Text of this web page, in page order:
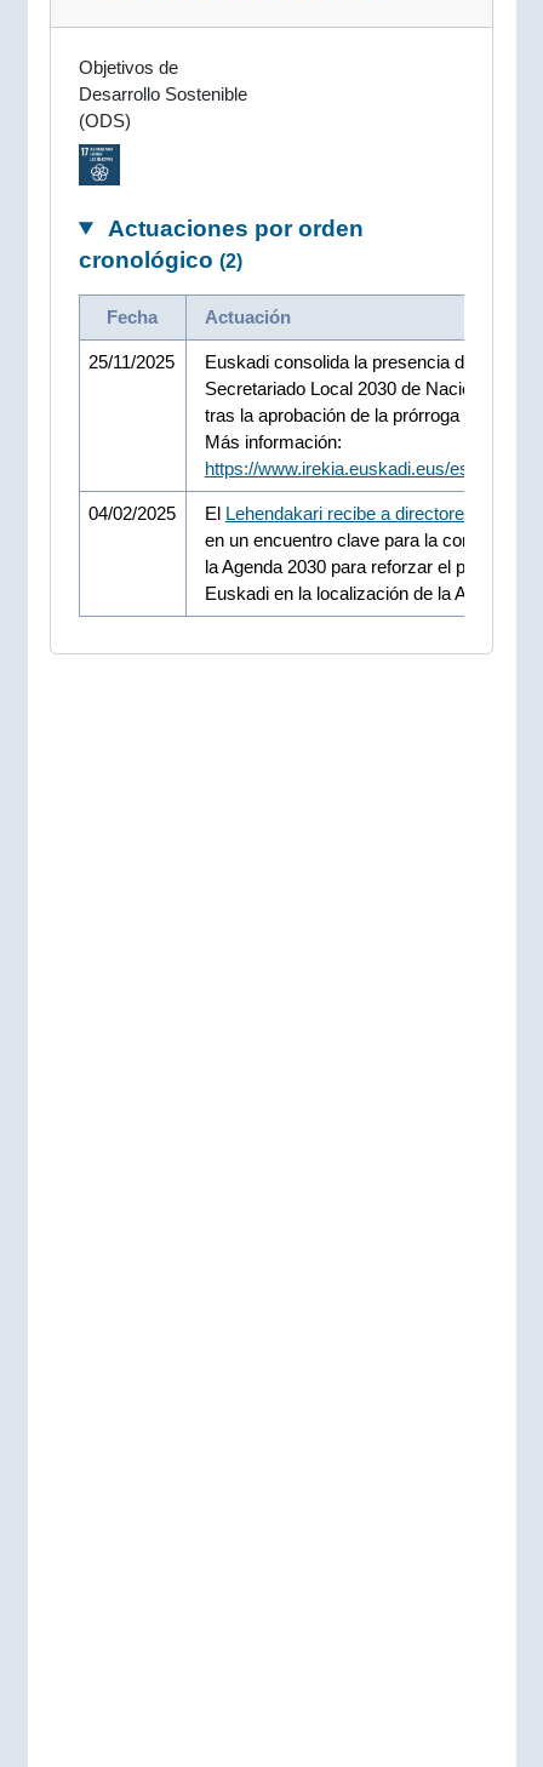
Objetivos de
Desarrollo Sostenible
(ODS)
Actuaciones por orden
cronológico (2)
Fecha Actuación
25/11/2025
Euskadi consolida la presencia del
Secretariado Local 2030 de Naciones
tras la aprobación de la prórroga del
Más información:
https://www.irekia.euskadi.eus/es/news/
04/02/2025 El Lehendakari recibe a directores de la
en un encuentro clave para la
la Agenda 2030 para reforzar el papel de
Euskadi en la localización de la Agenda